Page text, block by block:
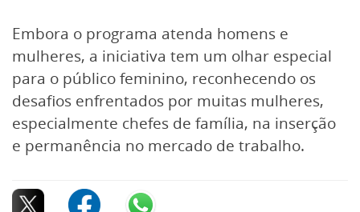
Embora o programa atenda homens e
mulheres, a iniciativa tem um olhar especial
para o público feminino, reconhecendo os
desafios enfrentados por muitas mulheres,
especialmente chefes de família, na inserção
e permanência no mercado de trabalho.